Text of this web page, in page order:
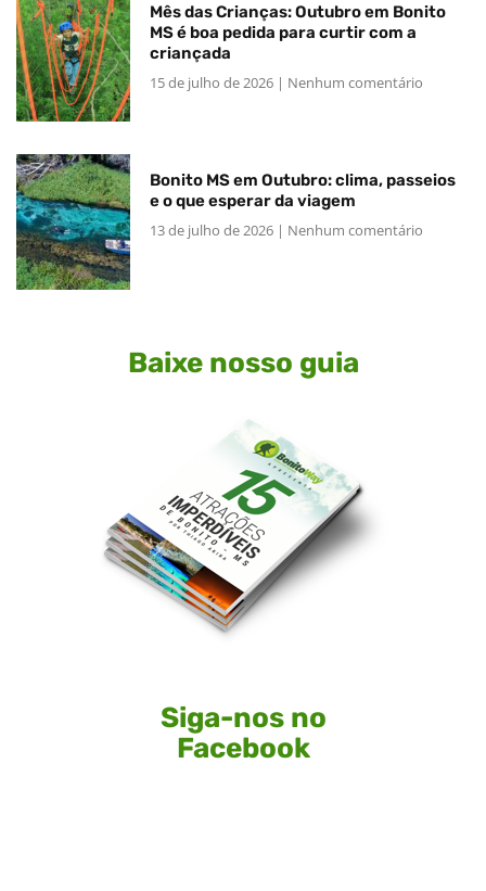
Mês das Crianças: Outubro em Bonito
MS é boa pedida para curtir com a
criançada
15 de julho de 2026
Nenhum comentário
Bonito MS em Outubro: clima, passeios
e o que esperar da viagem
13 de julho de 2026
Nenhum comentário
Baixe nosso guia
Siga-nos no
Facebook